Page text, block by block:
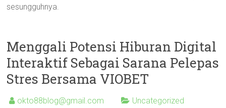
sesungguhnya.
Menggali Potensi Hiburan Digital
Interaktif Sebagai Sarana Pelepas
Stres Bersama VIOBET
okto88blog@gmail.com Uncategorized